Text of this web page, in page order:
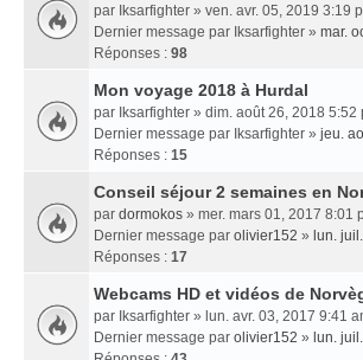
par Iksarfighter » ven. avr. 05, 2019 3:19
Dernier message par Iksarfighter » mar.
Réponses : 98
Mon voyage 2018 à Hurdal
par Iksarfighter » dim. août 26, 2018 5:52
Dernier message par Iksarfighter » jeu.
Réponses : 15
Conseil séjour 2 semaines en
par dormokos » mer. mars 01, 2017 8:01
Dernier message par olivier152 » lun.
Réponses : 17
Webcams HD et vidéos de
par Iksarfighter » lun. avr. 03, 2017 9:41
Dernier message par olivier152 » lun.